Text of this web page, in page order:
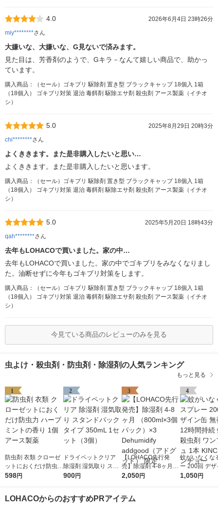
4.0
2026年6月4日 23時26分
miy********さん
大嫌いな、大嫌いな、G見ないで済みます。
見た目は、芳香剤のようで、Gキラ－なんて嬉しい商品で、助かっ
ています。
購入商品：（セール）ゴキブリ 駆除剤 置き型 ブラックキャップ 18個入 1箱
（18個入） ゴキブリ対策 退治 毒餌剤 駆除エサ剤 殺虫剤 アース製薬（イチオ
シ）
5.0
2025年8月29日 20時3分
chi********さん
よくききます。また是非購入したいと思い…
よくききます。また是非購入したいと思います。
購入商品：（セール）ゴキブリ 駆除剤 置き型 ブラックキャップ 18個入 1箱
（18個入） ゴキブリ対策 退治 毒餌剤 駆除エサ剤 殺虫剤 アース製薬（イチオ
シ）
5.0
2025年5月20日 18時43分
qah********さん
去年もLOHACOで買いました。家の中…
去年もLOHACOで買いました。家の中でゴキブリをみなくなりまし
た。油断せずに今年もゴキブリ対策をします。
購入商品：（セール）ゴキブリ 駆除剤 置き型 ブラックキャップ 18個入 1箱
（18個入） ゴキブリ対策 退治 毒餌剤 駆除エサ剤 殺虫剤 アース製薬（イチオ
シ）
今見ている商品のレビューのみを見る
虫よけ・殺虫剤・防虫剤・除湿剤の人気ランキング
もっと見る
1
防虫剤 衣類 クローゼ
ットにおくだけ防虫力
ハーブミントの香り 1
598円
2
ドライペットクリア
除湿剤 湿気取り スタ
ンドパックタイプ 350
900円
3
【LOHACO先行発
売】除湿剤 4-8ヶ月
（800ml×3個パック）
定
2,050円
4
蚊がいなくな
ー 200回 デザ
無香料 12時
1,050円
LOHACOからのおすすめPRアイテム